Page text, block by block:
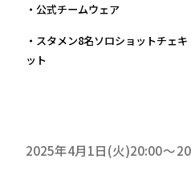
・公式チームウェア
・スタメン8名ソロショットチェ
ット
2025年4月1日(火)20:00